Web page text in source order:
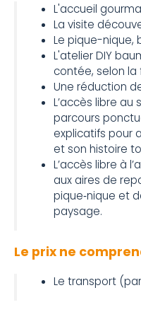
L'accueil
La visite
Le pique-nique,
L'atelier DIY
contée, selon la
Une réduction
L’accès libre
parcours
explicatifs pour
et son histoire
L’accès libre à
aux aires de
pique‑nique et
paysage.
Le prix ne
Le transport